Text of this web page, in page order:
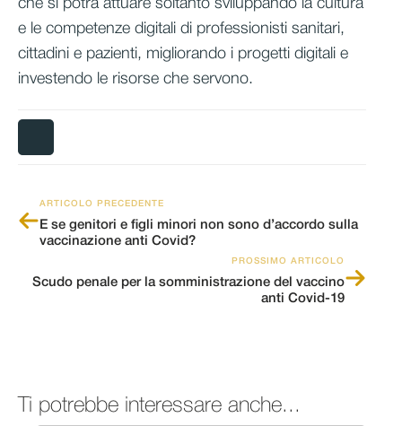
che si potrà attuare soltanto sviluppando la cultura
e le competenze digitali di professionisti sanitari,
cittadini e pazienti, migliorando i progetti digitali e
investendo le risorse che servono.
ARTICOLO PRECEDENTE
E se genitori e figli minori non sono d’accordo sulla
vaccinazione anti Covid?
PROSSIMO ARTICOLO
Scudo penale per la somministrazione del vaccino
anti Covid-19
Ti potrebbe interessare anche...